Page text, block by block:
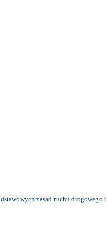
zasad ruchu drogowego i